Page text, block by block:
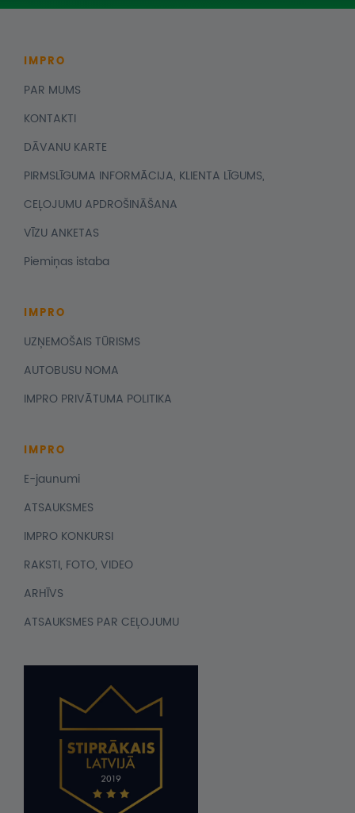
IMPRO
PAR MUMS
KONTAKTI
DĀVANU KARTE
PIRMSLĪGUMA INFORMĀCIJA, KLIENTA LĪGUMS,
CEĻOJUMU APDROŠINĀŠANA
VĪZU ANKETAS
Piemiņas istaba
IMPRO
UZŅEMOŠAIS TŪRISMS
AUTOBUSU NOMA
IMPRO PRIVĀTUMA POLITIKA
IMPRO
E-jaunumi
ATSAUKSMES
IMPRO KONKURSI
RAKSTI, FOTO, VIDEO
ARHĪVS
ATSAUKSMES PAR CEĻOJUMU